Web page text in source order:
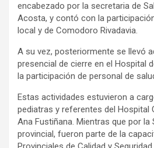
encabezado por la secretaria de
Acosta, y contó con la
local y de Comodoro Rivadavia.
A su vez, posteriormente se llevó
presencial de cierre en el Hospital
la participación de personal de
Estas actividades estuvieron a
pediatras y referentes del Hospital
Ana Fustiñana. Mientras que por la
provincial, fueron parte de la